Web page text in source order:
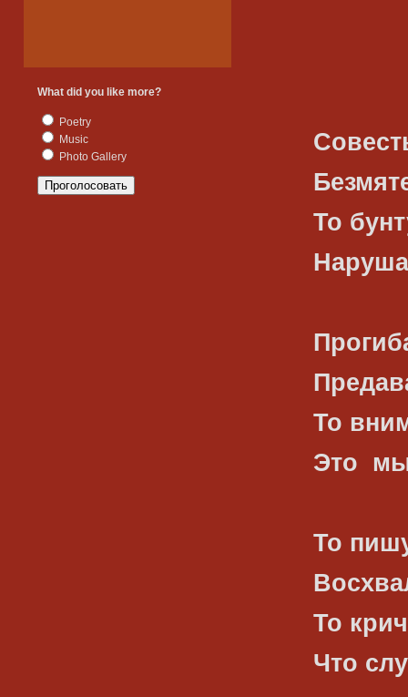
What did you like more?
Poetry
Music
Photo Gallery
То
То
Это
То
То
Что